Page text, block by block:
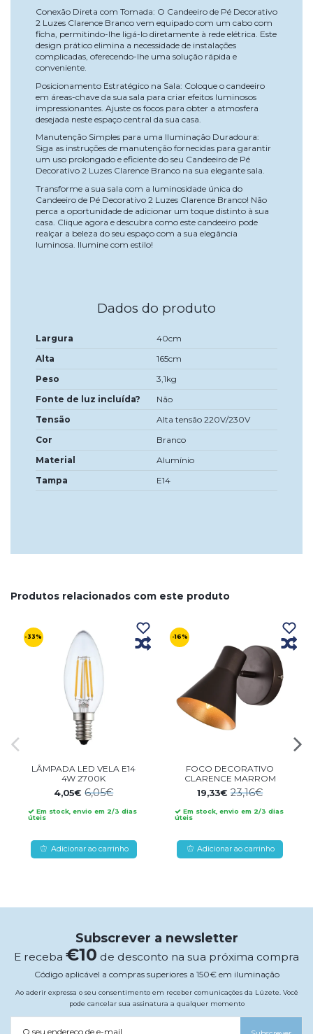
Conexão Direta com Tomada: O Candeeiro de Pé Decorativo
2 Luzes Clarence Branco vem equipado com um cabo com
ficha, permitindo-lhe ligá-lo diretamente à rede elétrica. Este
design prático elimina a necessidade de instalações
complicadas, oferecendo-lhe uma solução rápida e
conveniente.
Posicionamento Estratégico na Sala: Coloque o candeeiro
em áreas-chave da sua sala para criar efeitos luminosos
impressionantes. Ajuste os focos para obter a atmosfera
desejada neste espaço central da sua casa.
Manutenção Simples para uma Iluminação Duradoura:
Siga as instruções de manutenção fornecidas para garantir
um uso prolongado e eficiente do seu Candeeiro de Pé
Decorativo 2 Luzes Clarence Branco na sua elegante sala.
Transforme a sua sala com a luminosidade única do
Candeeiro de Pé Decorativo 2 Luzes Clarence Branco! Não
perca a oportunidade de adicionar um toque distinto à sua
casa. Clique agora e descubra como este candeeiro pode
realçar a beleza do seu espaço com a sua elegância
luminosa. Ilumine com estilo!
Dados do produto
Largura
40cm
Alta
165cm
Peso
3,1kg
Fonte de luz incluída?
Não
Tensão
Alta tensão 220V/230V
Cor
Branco
Material
Alumínio
Tampa
E14
Produtos relacionados com este produto
-33%
LÂMPADA LED VELA E14
4W 2700K
4,05€6,05€
Em stock, envio em 2/3 dias
úteis
Adicionar ao carrinho
-16%
FOCO DECORATIVO
CLARENCE MARROM
19,33€23,16€
Em stock, envio em 2/3 dias
úteis
Adicionar ao carrinho
Subscrever a newsletter
E receba €10 de desconto na sua próxima compra
Código aplicável a compras superiores a 150€ em iluminação
Ao aderir expressa o seu consentimento em receber comunicações da Lúzete. Você
pode cancelar sua assinatura a qualquer momento
O seu endereço de e-mail